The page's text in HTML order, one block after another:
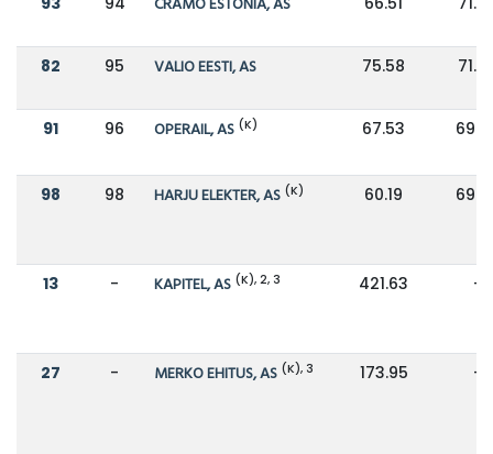
82 95 VALIO EESTI, AS 75.58
91 96 OPERAIL, AS (K) 67.53
98 98 HARJU ELEKTER, AS (K) 60.19
13 - KAPITEL, AS (K), 2, 3 421.63 -
27 - MERKO EHITUS, AS (K), 3 173.95 -